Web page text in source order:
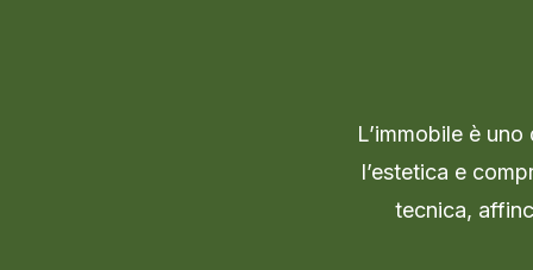
L’immobile è
l’estetica e
tecnica,